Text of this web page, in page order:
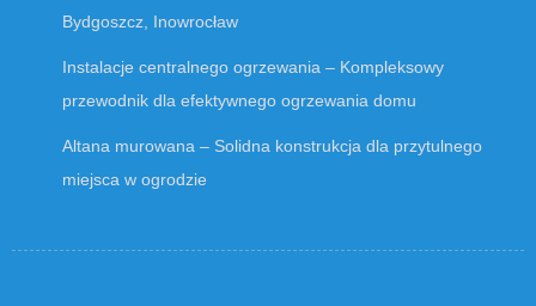
Bydgoszcz, Inowrocław
Instalacje centralnego ogrzewania – Kompleksowy
przewodnik dla efektywnego ogrzewania domu
Altana murowana – Solidna konstrukcja dla przytulnego
miejsca w ogrodzie